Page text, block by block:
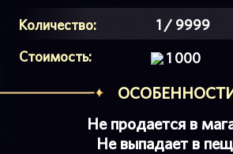
Количество:
1 / 9999
Стоимость:
1 000
Не продается в
Не выпадает в